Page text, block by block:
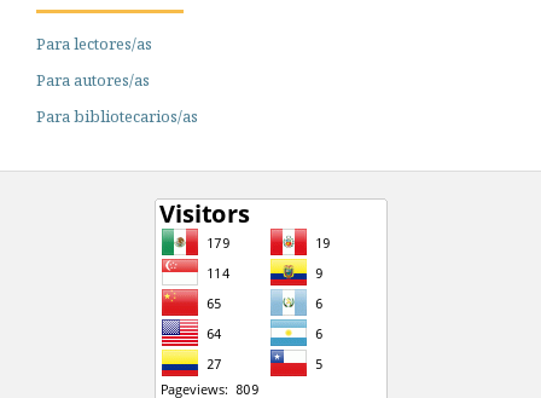
Para lectores/as
Para autores/as
Para bibliotecarios/as